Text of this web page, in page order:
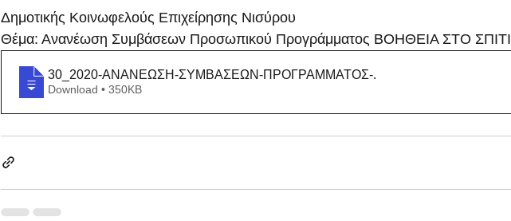
Δημοτικής Κοινωφελούς Επιχείρησης Νισύρου
Θέμα: Ανανέωση Συμβάσεων Προσωπικού Προγράμματος ΒΟΗΘΕΙΑ ΣΤΟ ΣΠΙΤΙ
30_2020-ΑΝΑΝΕΩΣΗ-ΣΥΜΒΑΣΕΩΝ-ΠΡΟΓΡΑΜΜΑΤΟΣ-.
Download • 350KB